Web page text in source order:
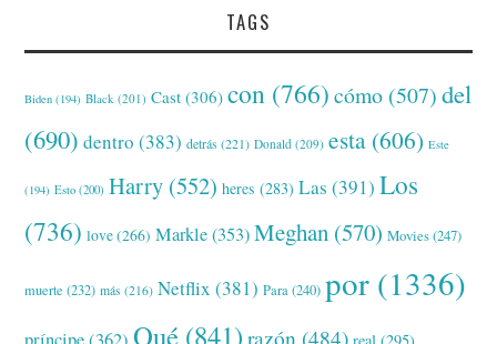
TAGS
Biden (194) Black (201) Cast (306) con (766) cómo (507) del
(690) dentro (383) detrás (221) Donald (209) esta (606) Este
(194) Esto (200) Harry (552) heres (283) Las (391) Los
(736) love(266) Markle(353) Meghan (570) Movies(247)
muerte (232) más (216) Netflix (381) Para(240) por (1336)
príncipe(362) Qué (841) razón (484)